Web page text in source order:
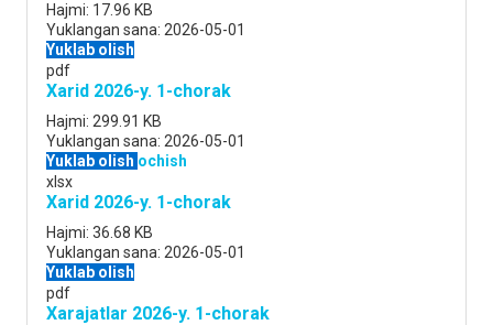
Hajmi: 17.96 KB
Yuklangan sana: 2026-05-01
Yuklab olish
pdf
Xarid 2026-y. 1-chorak
Hajmi: 299.91 KB
Yuklangan sana: 2026-05-01
Yuklab olish ochish
xlsx
Xarid 2026-y. 1-chorak
Hajmi: 36.68 KB
Yuklangan sana: 2026-05-01
Yuklab olish
pdf
Xarajatlar 2026-y. 1-chorak